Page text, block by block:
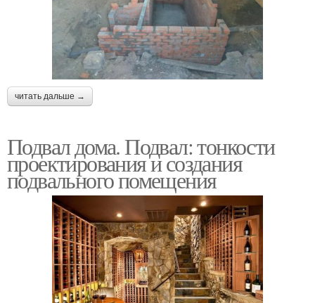
читать дальше →
Подвал дома. Подвал: тонкости
проектирования и создания
подвального помещения